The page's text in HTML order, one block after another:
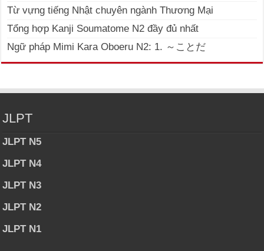
Từ vựng tiếng Nhật chuyên ngành Thương Mại
Tổng hợp Kanji Soumatome N2 đầy đủ nhất
Ngữ pháp Mimi Kara Oboeru N2: 1. ～ことだ
JLPT
JLPT N5
JLPT N4
JLPT N3
JLPT N2
JLPT N1